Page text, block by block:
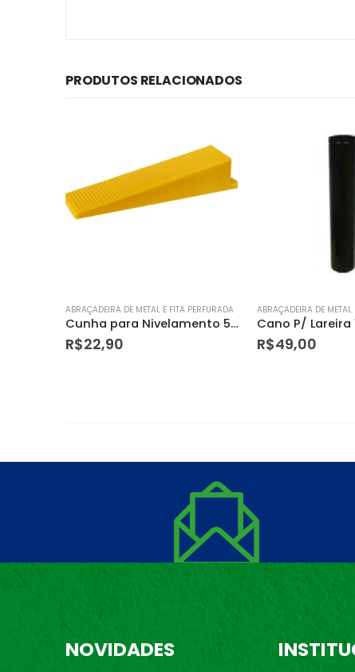
PRODUTOS RELACIONADOS
ABRAÇADEIRA DE METAL E FITA PERFURADA
Cano P/ Lareira 150mm Metavila
R$49,00
ABRAÇADEIRA DE METAL
R$34,90
NOVIDADES